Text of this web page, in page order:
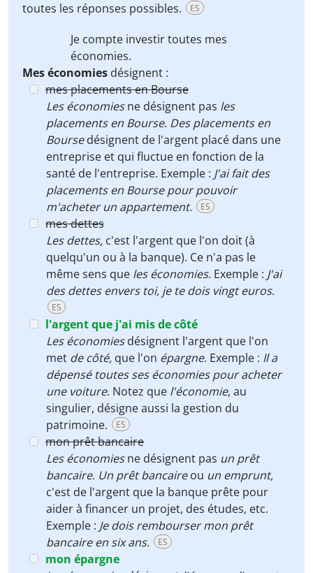
toutes les réponses possibles.
ES
Je compte investir toutes mes
économies.
Mes économies désignent :
mes placements en Bourse
Les économiesne désignent pas les
placements en Bourse. Des placements en
Boursedésignent de l'argent placé dans une
entreprise et qui fluctue en fonction de la
santé de l'entreprise. Exemple : J'ai fait des
placements en Bourse pour pouvoir
m'acheter un appartement.
ES
mes dettes
Les dettes, c'est l'argent que l'on doit (à
quelqu'un ou à la banque). Ce n'a pas le
même sens que les économies. Exemple : J'ai
des dettes envers toi, je te dois vingt euros.
ES
l'argent que j'ai mis de côté
Les économiesdésignent l'argent que l'on
met de côté, que l'on épargne. Exemple : Il a
dépensé toutes ses économies pour acheter
une voiture. Notez que l'économie, au
singulier, désigne aussi la gestion du
patrimoine.
ES
mon prêt bancaire
Les économiesne désignent pas un prêt
bancaire. Un prêt bancaireou un emprunt,
c'est de l'argent que la banque prête pour
aider à financer un projet, des études, etc.
Exemple : Je dois rembourser mon prêt
bancaire en six ans.
ES
mon épargne